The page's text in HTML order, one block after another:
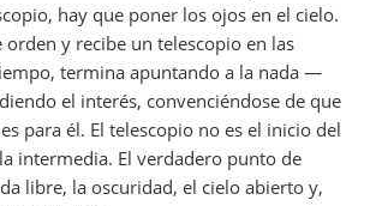
hay que poner los ojos en el cielo.
orden y recibe un telescopio en las
termina apuntando a la nada —
el interés, convenciéndose de que
para él. El telescopio no es el inicio del
intermedia. El verdadero punto de
libre, la oscuridad, el cielo abierto y,